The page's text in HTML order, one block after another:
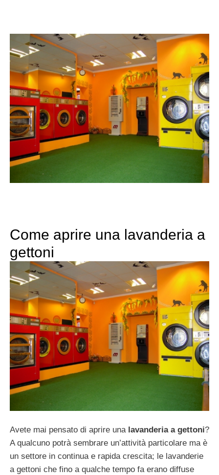
Come aprire una lavanderia a
gettoni
Avete mai pensato di aprire una lavanderia a gettoni?
A qualcuno potrà sembrare un’attività particolare ma è
un settore in continua e rapida crescita; le lavanderie
a gettoni che fino a qualche tempo fa erano diffuse